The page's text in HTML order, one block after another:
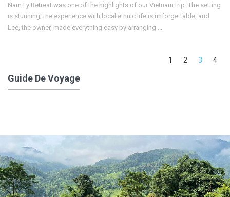
Nam Ly Retreat was one of the highlights of our Vietnam trip. The setting
is stunning, the experience with local ethnic life is unforgettable, and
Lee, the owner, made everything easy by arranging ...
1 2 3 4
Guide De Voyage